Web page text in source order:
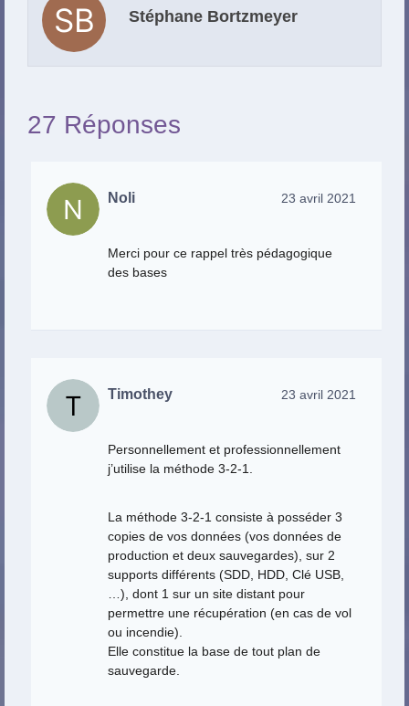
Stéphane Bortzmeyer
27 Réponses
Noli 23 avril 2021
Merci pour ce rappel très pédagogique
des bases
Timothey 23 avril 2021
Personnellement et professionnellement
j’utilise la méthode 3-2-1.
La méthode 3-2-1 consiste à posséder 3
copies de vos données (vos données de
production et deux sauvegardes), sur 2
supports différents (SDD, HDD, Clé USB,
…), dont 1 sur un site distant pour
permettre une récupération (en cas de vol
ou incendie).
Elle constitue la base de tout plan de
sauvegarde.